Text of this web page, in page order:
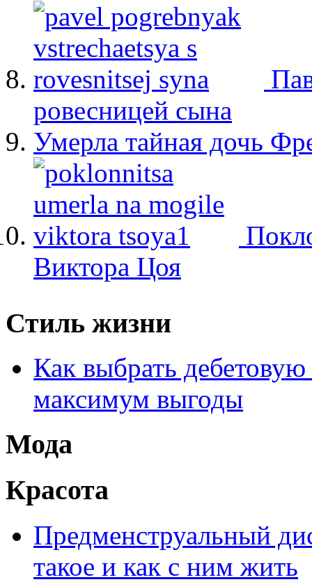
ровесницей сына
Умерла тайная дочь
Виктора Цоя
Стиль жизни
Как выбрать дебетовую
максимум выгоды
Мода
Красота
Предменструальный
такое и как с ним жить